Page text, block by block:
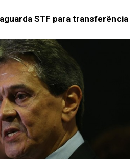
STF para transferência